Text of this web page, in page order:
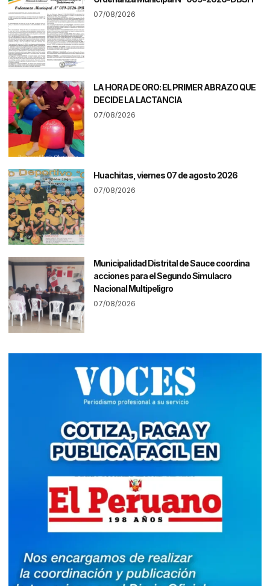
07/08/2026
LA HORA DE ORO: EL PRIMER ABRAZO QUE
DECIDE LA LACTANCIA
07/08/2026
Huachitas, viernes 07 de agosto 2026
07/08/2026
Municipalidad Distrital de Sauce coordina
acciones para el Segundo Simulacro
Nacional Multipeligro
07/08/2026